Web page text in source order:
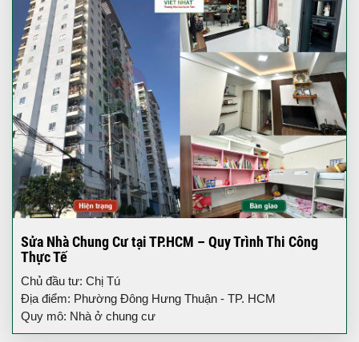
Sửa Nhà Chung Cư tại TP.HCM – Quy Trình Thi Công
Thực Tế
Chủ đầu tư: Chị Tú
Địa điểm: Phường Đông Hưng Thuận - TP. HCM
Quy mô: Nhà ở chung cư